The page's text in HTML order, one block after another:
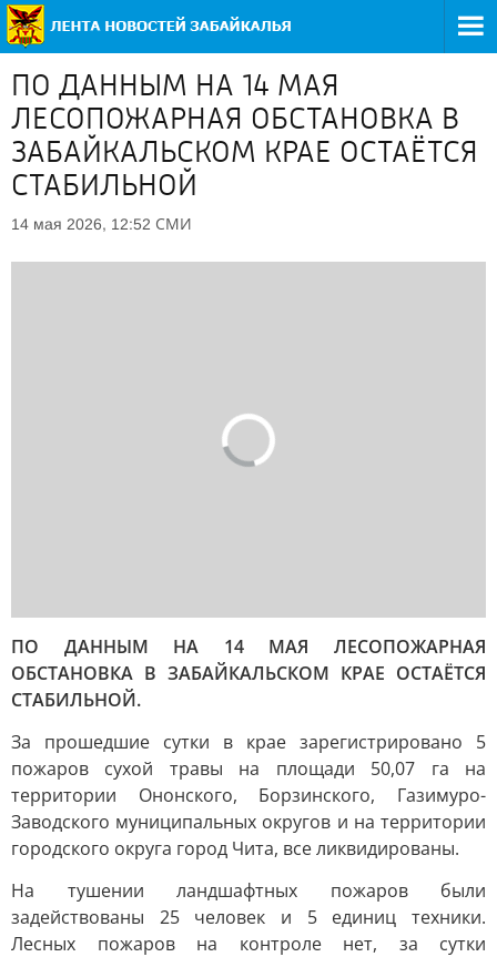
ПО ДАННЫМ НА 14 МАЯ
ЛЕСОПОЖАРНАЯ ОБСТАНОВКА В
ЗАБАЙКАЛЬСКОМ КРАЕ ОСТАЁТСЯ
СТАБИЛЬНОЙ
14 мая 2026, 12:52 СМИ
ПО ДАННЫМ НА 14 МАЯ ЛЕСОПОЖАРНАЯ
ОБСТАНОВКА В ЗАБАЙКАЛЬСКОМ КРАЕ ОСТАЁТСЯ
СТАБИЛЬНОЙ.
За прошедшие сутки в крае зарегистрировано 5
пожаров сухой травы на площади 50,07 га на
территории Ононского, Борзинского, Газимуро-
Заводского муниципальных округов и на территории
городского округа город Чита, все ликвидированы.
На тушении ландшафтных пожаров были
задействованы 25 человек и 5 единиц техники.
Лесных пожаров на контроле нет, за сутки